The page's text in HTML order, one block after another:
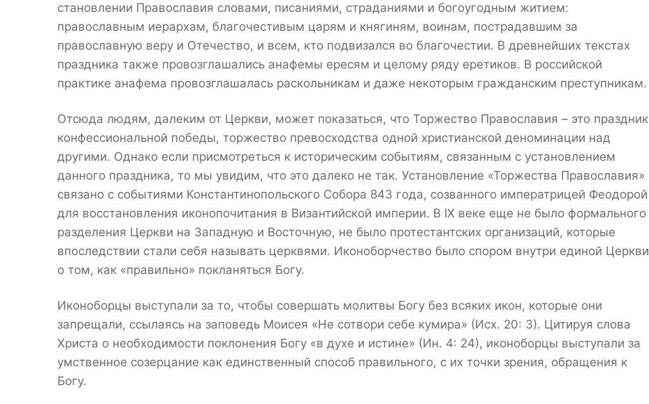
становлении Православия словами, писаниями, страданиями и богоугодным житием:
православным иерархам, благочестивым царям и княгиням, воинам, пострадавшим за
православную веру и Отечество, и всем, кто подвизался во благочестии. В древнейших текстах
праздника также провозглашались анафемы ересям и целому ряду еретиков. В российской
практике анафема провозглашалась раскольникам и даже некоторым гражданским преступникам.
Отсюда людям, далеким от Церкви, может показаться, что Торжество Православия – это праздник
конфессиональной победы, торжество превосходства одной христианской деноминации над
другими. Однако если присмотреться к историческим событиям, связанным с установлением
данного праздника, то мы увидим, что это далеко не так. Установление «Торжества Православия»
связано с событиями Константинопольского Собора 843 года, созванного императрицей Феодорой
для восстановления иконопочитания в Византийской империи. В IX веке еще не было формального
разделения Церкви на Западную и Восточную, не было протестантских организаций, которые
впоследствии стали себя называть церквями. Иконоборчество было спором внутри единой Церкви
о том, как «правильно» покланяться Богу.
Иконоборцы выступали за то, чтобы совершать молитвы Богу без всяких икон, которые они
запрещали, ссылаясь на заповедь Моисея «Не сотвори себе кумира» (Исх. 20: 3). Цитируя слова
Христа о необходимости поклонения Богу «в духе и истине» (Ин. 4: 24), иконоборцы выступали за
умственное созерцание как единственный способ правильного, с их точки зрения, обращения к
Богу.